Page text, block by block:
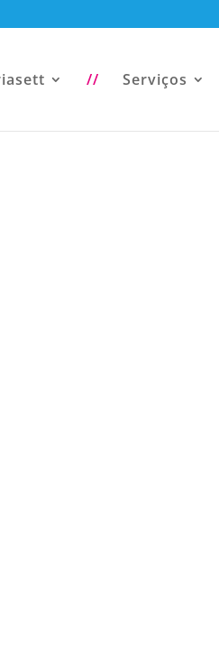
// Serviços